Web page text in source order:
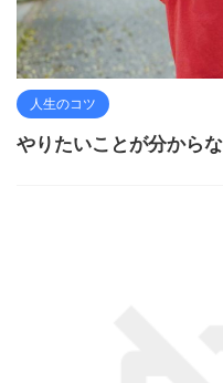
人生のコツ
やりたいことが分から